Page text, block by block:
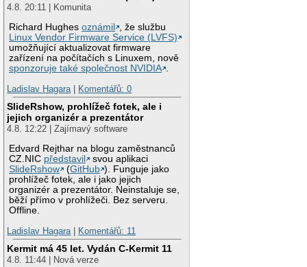
4.8. 20:11 | Komunita
Richard Hughesoznámil
, že službu
Linux Vendor Firmware Service (LVFS)
umožňující aktualizovat firmware
zařízení na počítačích s Linuxem, nově
sponzoruje také společnost NVIDIA .
Ladislav Hagara | Komentářů: 0
SlideRshow, prohlížeč fotek, ale i
jejich organizér a prezentátor
4.8. 12:22 | Zajímavý software
Edvard Rejthar na blogu zaměstnanců
CZ.NIC představil
svou aplikaci
SlideRshow
(GitHub ). Funguje jako
prohlížeč fotek, ale i jako jejich
organizér a prezentátor. Neinstaluje se,
běží přímo v prohlížeči. Bez serveru.
Offline.
Ladislav Hagara | Komentářů: 11
Kermit má 45 let. Vydán C-Kermit 11
4.8. 11:44 | Nová verze